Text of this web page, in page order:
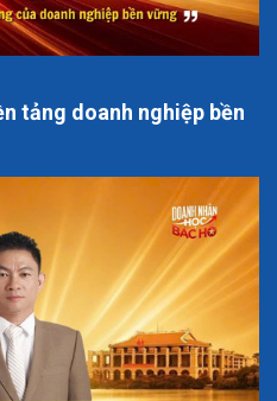
tảng doanh nghiệp bền